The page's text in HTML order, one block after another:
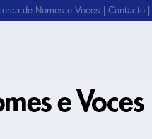
de Nomes e Voces Contacto